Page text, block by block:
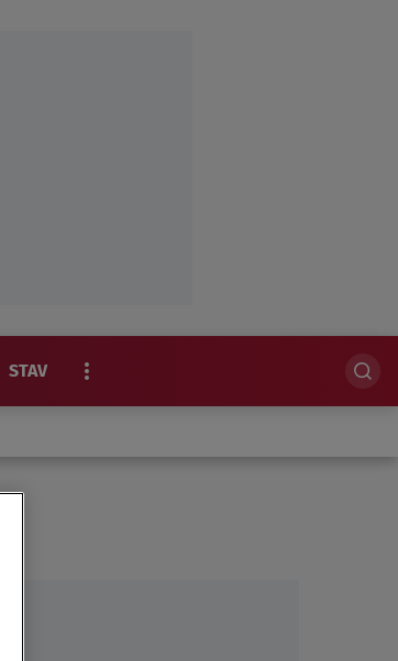
STAV